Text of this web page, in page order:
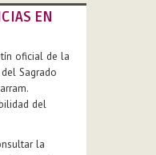
EN
oficial de la
Sagrado
del
la